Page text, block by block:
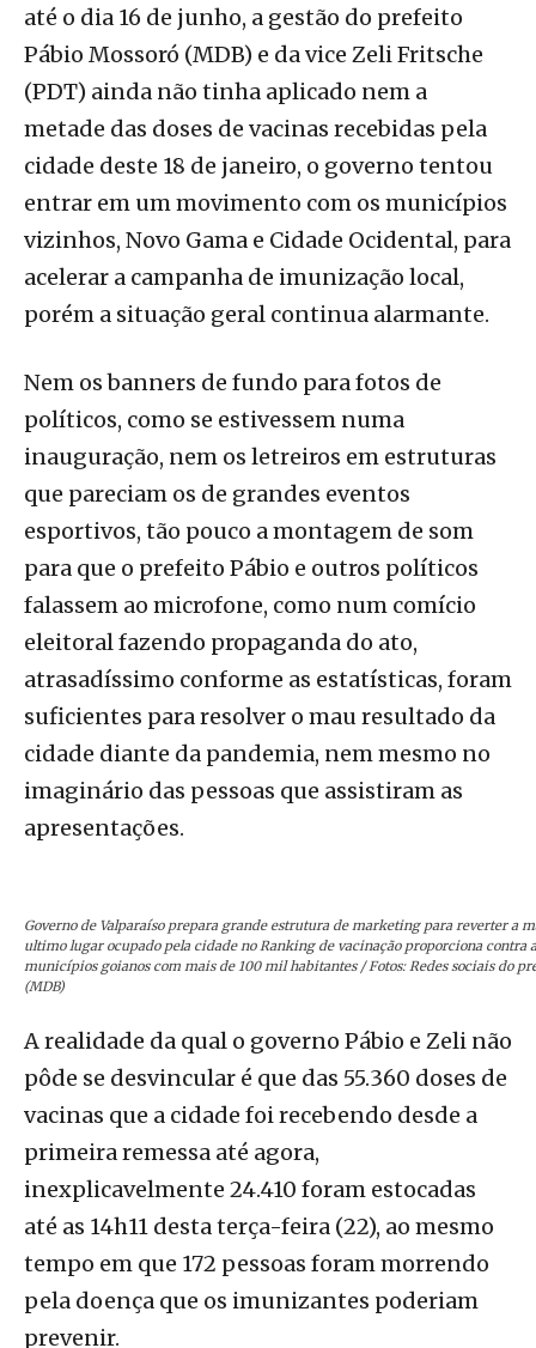
até o dia 16 de junho, a gestão do prefeito
Pábio Mossoró (MDB) e da vice Zeli Fritsche
(PDT) ainda não tinha aplicado nem a
metade das doses de vacinas recebidas pela
cidade deste 18 de janeiro, o governo tentou
entrar em um movimento com os municípios
vizinhos, Novo Gama e Cidade Ocidental, para
acelerar a campanha de imunização local,
porém a situação geral continua alarmante.
Nem os banners de fundo para fotos de
políticos, como se estivessem numa
inauguração, nem os letreiros em estruturas
que pareciam os de grandes eventos
esportivos, tão pouco a montagem de som
para que o prefeito Pábio e outros políticos
falassem ao microfone, como num comício
eleitoral fazendo propaganda do ato,
atrasadíssimo conforme as estatísticas, foram
suficientes para resolver o mau resultado da
cidade diante da pandemia, nem mesmo no
imaginário das pessoas que assistiram as
apresentações.
Governo de Valparaíso prepara grande estrutura de marketing para reverter a
ultimo lugar ocupado pela cidade no Ranking de vacinação proporciona contra
municípios goianos com mais de 100 mil habitantes / Fotos: Redes sociais do
(MDB)
A realidade da qual o governo Pábio e Zeli não
pôde se desvincular é que das 55.360 doses de
vacinas que a cidade foi recebendo desde a
primeira remessa até agora,
inexplicavelmente 24.410 foram estocadas
até as 14h11 desta terça-feira (22), ao mesmo
tempo em que 172 pessoas foram morrendo
pela doença que os imunizantes poderiam
prevenir.